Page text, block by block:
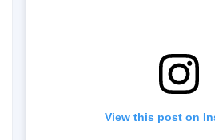
View this post on